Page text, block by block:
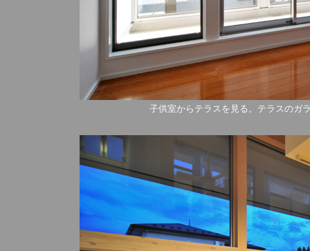
子供室からテラスを見る。テラスのガ